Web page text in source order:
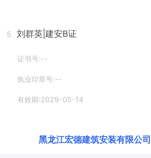
5 刘群英 |建安B证
证书号:--
执业印章号:--
有效期:2029-05-14
黑龙江宏德建筑安装有限公司